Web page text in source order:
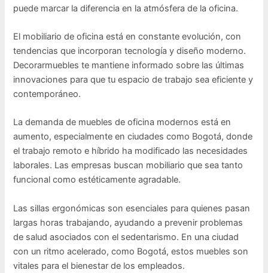
puede marcar la diferencia en la atmósfera de la oficina.
El mobiliario de oficina está en constante evolución, con
tendencias que incorporan tecnología y diseño moderno.
Decorarmuebles te mantiene informado sobre las últimas
innovaciones para que tu espacio de trabajo sea eficiente y
contemporáneo.
La demanda de muebles de oficina modernos está en
aumento, especialmente en ciudades como Bogotá, donde
el trabajo remoto e híbrido ha modificado las necesidades
laborales. Las empresas buscan mobiliario que sea tanto
funcional como estéticamente agradable.
Las sillas ergonómicas son esenciales para quienes pasan
largas horas trabajando, ayudando a prevenir problemas
de salud asociados con el sedentarismo. En una ciudad
con un ritmo acelerado, como Bogotá, estos muebles son
vitales para el bienestar de los empleados.